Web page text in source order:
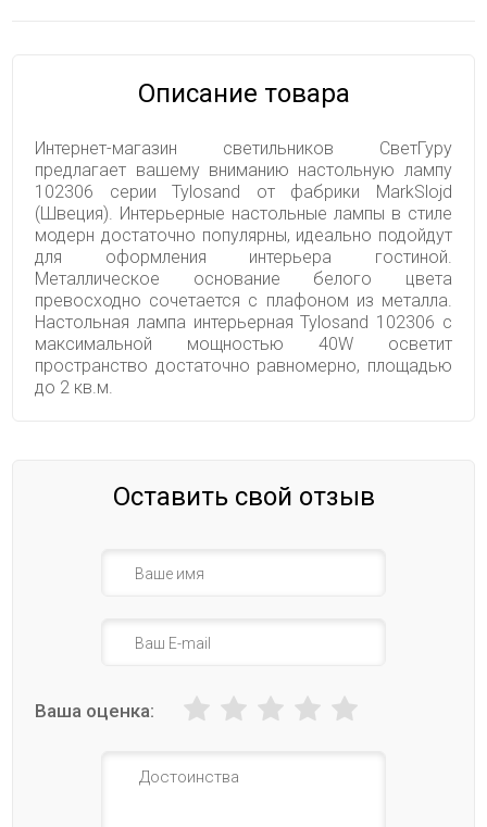
Описание товара
Интернет-магазин светильников СветГуру
предлагает вашему вниманию настольную лампу
102306 серии Tylosand от фабрики MarkSlojd
(Швеция). Интерьерные настольные лампы в стиле
модерн достаточно популярны, идеально подойдут
для оформления интерьера гостиной.
Металлическое основание белого цвета
превосходно сочетается с плафоном из металла.
Настольная лампа интерьерная Tylosand 102306 с
максимальной мощностью 40W осветит
пространство достаточно равномерно, площадью
до 2 кв.м.
Оставить свой отзыв
Ваша оценка: